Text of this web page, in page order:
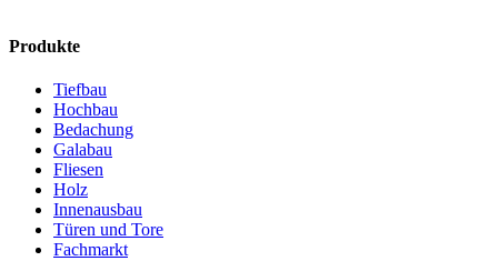
Produkte
Tiefbau
Hochbau
Bedachung
Galabau
Fliesen
Holz
Innenausbau
Türen und Tore
Fachmarkt